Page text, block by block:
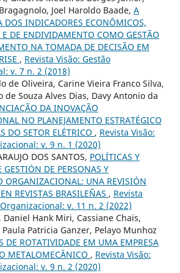
Joel Haroldo Baade, A
DOS INDICADORES ECONÔMICOS,
DE ENDIVIDAMENTO COMO GESTÃO
NA TOMADA DE DECISÃO EM
, Revista Visão: Gestão
v. 7 n. 2 (2018)
de Oliveira, Carine Vieira Franco Silva,
de Souza Alves Dias, Davy Antonio da
DA INOVAÇÃO
NO PLANEJAMENTO ESTRATÉGICO
DO SETOR ELÉTRICO , Revista Visão:
v. 9 n. 1 (2020)
DOS SANTOS, POLÍTICAS Y
GESTIÓN DE PERSONAS Y
ORGANIZACIONAL: UNA REVISIÓN
REVISTAS BRASILEÑAS , Revista
v. 11 n. 2 (2022)
Daniel Hank Miri, Cassiane Chais,
Patricia Ganzer, Pelayo Munhoz
DE ROTATIVIDADE EM UMA EMPRESA
METALOMECÂNICO , Revista Visão:
v. 9 n. 2 (2020)